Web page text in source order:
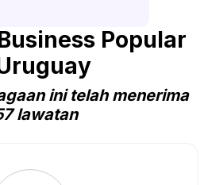
Popular
ini telah menerima
lawatan